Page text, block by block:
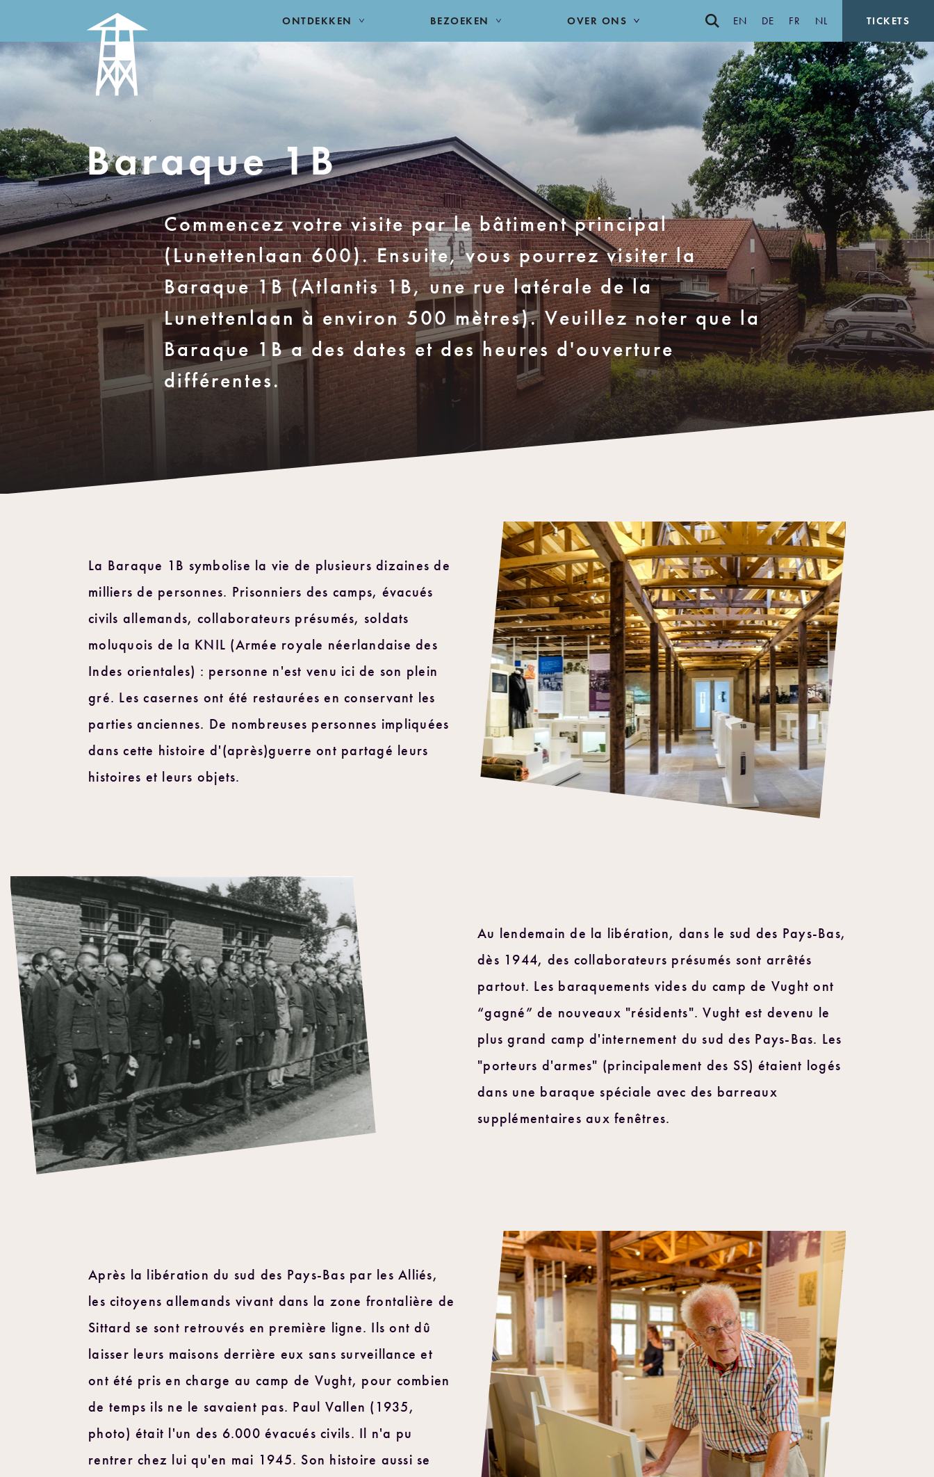
ONTDEKKEN BEZOEKEN OVER ONS EN DE FR NL TICKETS
Baraque 1B
Commencez votre visite par le bâtiment principal
(Lunettenlaan 600). Ensuite, vous pourrez visiter la
Baraque 1B (Atlantis 1B, une rue latérale de la
Lunettenlaan à environ 500 mètres). Veuillez noter que la
Baraque 1B a des dates et des heures d'ouverture
différentes.
La Baraque 1B symbolise la vie de plusieurs dizaines de
milliers de personnes. Prisonniers des camps, évacués
civils allemands, collaborateurs présumés, soldats
moluquois de la KNIL (Armée royale néerlandaise des
Indes orientales) : personne n'est venu ici de son plein
gré. Les casernes ont été restaurées en conservant les
parties anciennes. De nombreuses personnes impliquées
dans cette histoire d'(après)guerre ont partagé leurs
histoires et leurs objets.
Au lendemain de la libération, dans le sud des Pays-Bas,
dès 1944, des collaborateurs présumés sont arrêtés
partout. Les baraquements vides du camp de Vught ont
“gagné” de nouveaux "résidents". Vught est devenu le
plus grand camp d'internement du sud des Pays-Bas. Les
"porteurs d'armes" (principalement des SS) étaient logés
dans une baraque spéciale avec des barreaux
supplémentaires aux fenêtres.
Après la libération du sud des Pays-Bas par les Alliés,
les citoyens allemands vivant dans la zone frontalière de
Sittard se sont retrouvés en première ligne. Ils ont dû
laisser leurs maisons derrière eux sans surveillance et
ont été pris en charge au camp de Vught, pour combien
de temps ils ne le savaient pas. Paul Vallen (1935,
photo) était l'un des 6.000 évacués civils. Il n'a pu
rentrer chez lui qu'en mai 1945. Son histoire aussi se